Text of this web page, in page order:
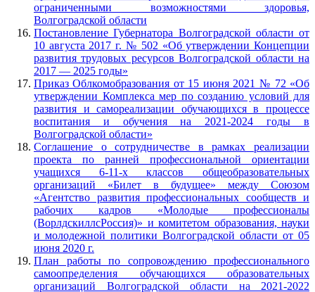
ограниченными возможностями здоровья,
Волгоградской области
Постановление Губернатора Волгоградской области от
10 августа 2017 г. № 502 «Об утверждении Концепции
развития трудовых ресурсов Волгоградской области на
2017 — 2025 годы»
Приказ Облкомобразования от 15 июня 2021 № 72 «Об
утверждении Комплекса мер по созданию условий для
развития и самореализации обучающихся в процессе
воспитания и обучения на 2021-2024 годы в
Волгоградской области»
Соглашение о сотрудничестве в рамках реализации
проекта по ранней профессиональной ориентации
учащихся 6-11-х классов общеобразовательных
организаций «Билет в будущее» между Союзом
«Агентство развития профессиональных сообществ и
рабочих кадров «Молодые профессионалы
(ВорлдскиллсРоссия)» и комитетом образования, науки
и молодежной политики Волгоградской области от 05
июня 2020 г.
План работы по сопровождению профессионального
самоопределения обучающихся образовательных
организаций Волгоградской области на 2021-2022